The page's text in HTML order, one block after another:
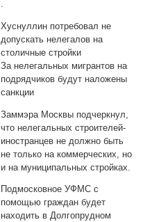
.
Хуснуллин потребовал не
допускать нелегалов на
столичные стройки
За нелегальных мигрантов на
подрядчиков будут наложены
санкции
Заммэра Москвы подчеркнул,
что нелегальных строителей-
иностранцев не должно быть
не только на коммерческих, но
и на муниципальных стройках.
Подмосковное УФМС с
помощью граждан будет
находить в Долгопрудном